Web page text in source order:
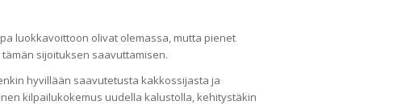
luokkavoittoon olivat olemassa, mutta pienet
sijoituksen saavuttamisen.
hyvillään saavutetusta kakkossijasta ja
kilpailukokemus uudella kalustolla, kehitystäkin